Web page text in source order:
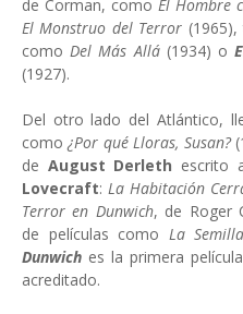
de Corman, como El Hombre
El Monstruo del Terror
comoDel Más Allá(1934) o
(1927).
Del otro lado del Atlántico,
como¿Por qué Lloras, Susan?
de August Derleth escrito
Lovecraft: La Habitación
Terror en Dunwich, de Roger
de películas como La
Dunwich es la primera
acreditado.